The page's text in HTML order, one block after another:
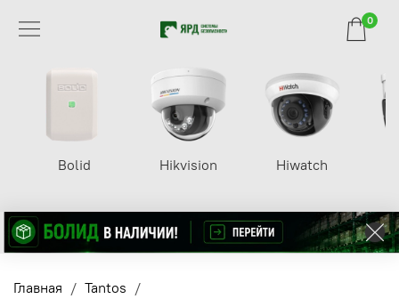
0
Bolid Hikvision Hiwatch
Главная
Tantos